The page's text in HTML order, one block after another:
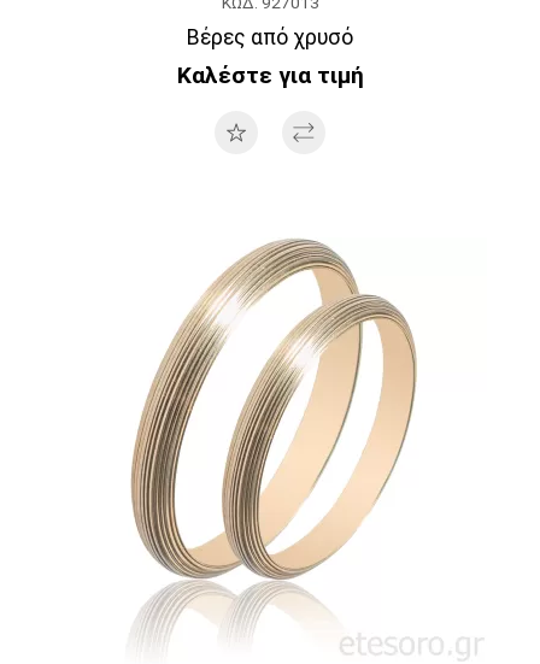
Βέρες από χρυσό
Καλέστε για τιμή